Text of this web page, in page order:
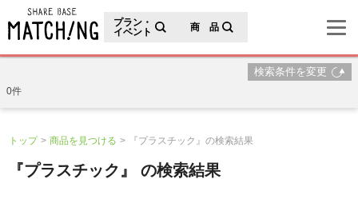
プラン・
イベント
商 品
検索条件を変更
0件
トップ 商品を見つける 『プラスチック』の検索結果
『プラスチック』 の検索結果